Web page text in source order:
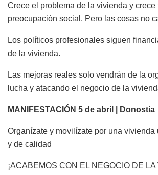
Crece el problema de la vivienda y crece
preocupación social. Pero las cosas no
Los políticos profesionales siguen
de la vivienda.
Las mejoras reales solo vendrán de la
lucha y atacando el negocio de la
MANIFESTACIÓN 5 de abril | Donostia
Organízate y movilízate por una vivienda
y de calidad
¡ACABEMOS CON EL NEGOCIO DE